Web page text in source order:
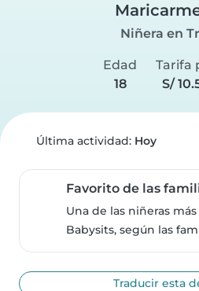
Niñera en
Edad
18
Tarifa
S/
Última actividad: Hoy
Favorito de las
Una de las niñeras
Babysits, según las
Traducir esta